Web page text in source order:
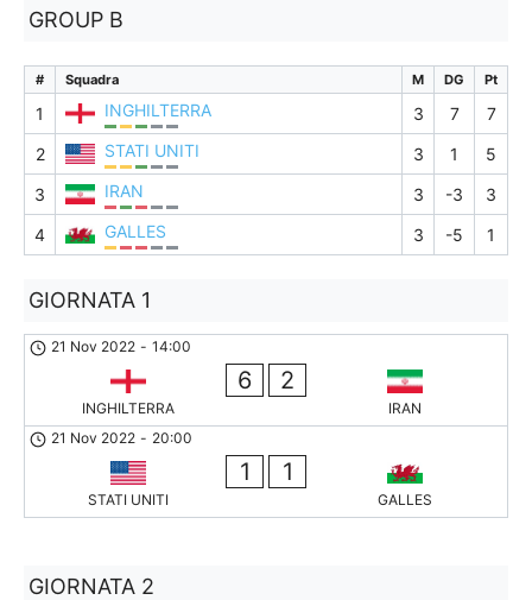
GROUP B
# Squadra M DG Pt
1 INGHILTERRA 3 7
7
2
STATI UNITI 3 1
5
3
IRAN 3 -3
3
4
GALLES 3 -5 1
GIORNATA 1
21 Nov 2022 - 14:00
INGHILTERRA
6 2
IRAN
21 Nov 2022 - 20:00
STATI UNITI
1 1
GALLES
GIORNATA 2